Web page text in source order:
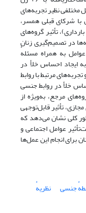
نظیر تجربه‌های
با شرکای قبلی همسر،
تأثیر گروه‌های
در تصمیم‌گیری زنان
به همراه مسئلهٔ
ایجاد احساس خلأ در
مرتبط با روابط
خلأ در روابط جنسی
مرجع، به‌ویژه از
تأثیر قابل‌توجهی
کلی نشان می‌دهد که
عوامل اجتماعی و
برای انجام این عمل‌ها
جنسی نظریهٔ